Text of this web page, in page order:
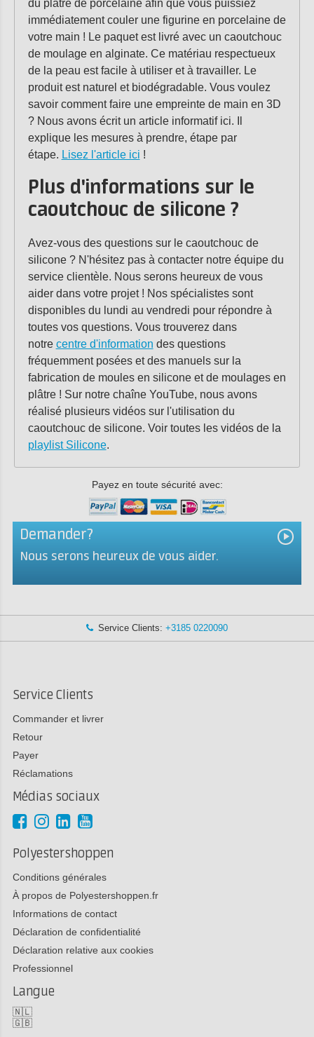
du plâtre de porcelaine afin que vous puissiez
immédiatement couler une figurine en porcelaine de
votre main ! Le paquet est livré avec un caoutchouc
de moulage en alginate. Ce matériau respectueux
de la peau est facile à utiliser et à travailler. Le
produit est naturel et biodégradable. Vous voulez
savoir comment faire une empreinte de main en 3D
? Nous avons écrit un article informatif ici. Il
explique les mesures à prendre, étape par
étape. Lisez l'article ici !
Plus d'informations sur le
caoutchouc de silicone ?
Avez-vous des questions sur le caoutchouc de
silicone ? N'hésitez pas à contacter notre équipe du
service clientèle. Nous serons heureux de vous
aider dans votre projet ! Nos spécialistes sont
disponibles du lundi au vendredi pour répondre à
toutes vos questions. Vous trouverez dans
notre centre d'information des questions
fréquemment posées et des manuels sur la
fabrication de moules en silicone et de moulages en
plâtre ! Sur notre chaîne YouTube, nous avons
réalisé plusieurs vidéos sur l'utilisation du
caoutchouc de silicone. Voir toutes les vidéos de la
playlist Silicone.
Payez en toute sécurité avec:
Demander?
Nous serons heureux de vous aider.
Service Clients: +3185 0220090
Service Clients
Commander et livrer
Retour
Payer
Réclamations
Médias sociaux
Polyestershoppen
Conditions générales
À propos de Polyestershoppen.fr
Informations de contact
Déclaration de confidentialité
Déclaration relative aux cookies
Professionnel
Langue
🇳🇱
🇬🇧